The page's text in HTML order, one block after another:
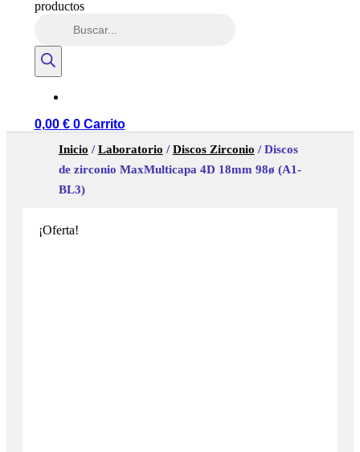
productos
0,00 € 0 Carrito
Inicio /Laboratorio /Discos Zirconio / Discos
de zirconio MaxMulticapa 4D 18mm 98ø (A1-
BL3)
¡Oferta!